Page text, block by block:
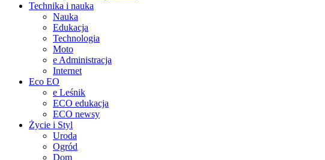
Technika i nauka
Nauka
Edukacja
Technologia
Moto
e Administracja
Internet
Eco EO
e Leśnik
ECO edukacja
ECO newsy
Życie i Styl
Uroda
Ogród
Dom